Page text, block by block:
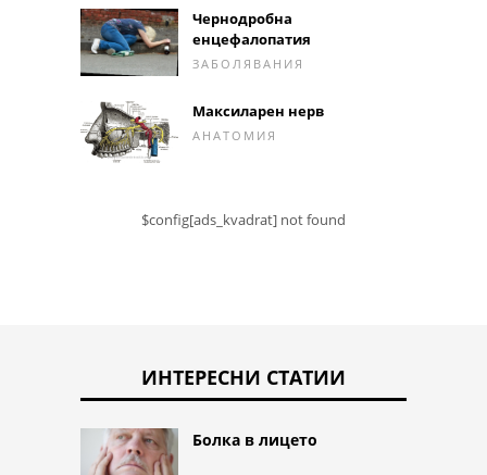
Чернодробна
енцефалопатия
ЗАБОЛЯВАНИЯ
Максиларен нерв
АНАТОМИЯ
$config[ads_kvadrat] not found
ИНТЕРЕСНИ СТАТИИ
Болка в лицето